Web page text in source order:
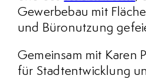
Gewerbebau mit
und Büronutzung
Gemeinsam mit Karen
für Stadtentwicklung